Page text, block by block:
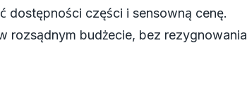
dostępności części i sensowną cenę.
rozsądnym budżecie, bez rezygnowania